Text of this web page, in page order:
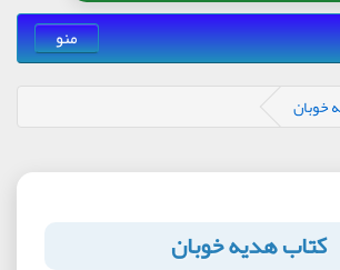
منو
خوبان
کتاب هدیه خوبان